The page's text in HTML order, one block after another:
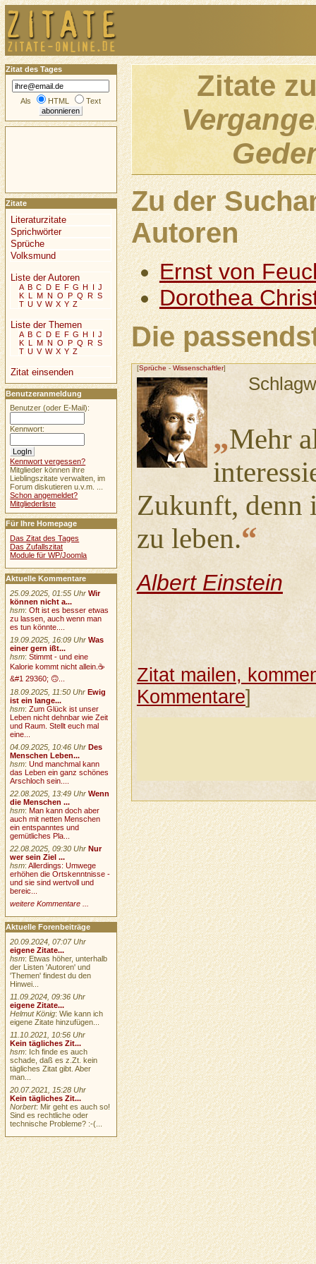
Zitate
Zu der
Autoren
Ernst von
Dorothea
Die
[Sprüche - Wissenschaftler]
„Mehr
Zukunft, denn
zu leben.“
Albert Einstein
Zitat mailen,
Kommentare]
Zitat des Tages
Als HTML Text
Zitate
Literaturzitate
Sprichwörter
Sprüche
Volksmund
Liste der Autoren
A B C D E F G H I J
K L M N O P Q R S
T U V W X Y Z
Liste der Themen
A B C D E F G H I J
K L M N O P Q R S
T U V W X Y Z
Zitat einsenden
Benutzeranmeldung
Benutzer (oder E-Mail):
Kennwort:
Kennwort vergessen?
Mitglieder können ihre
Lieblingszitate verwalten, im
Forum diskutieren u.v.m. ...
Schon angemeldet?
Mitgliederliste
Für Ihre Homepage
Das Zitat des Tages
Das Zufallszitat
Module für WP/Joomla
Aktuelle Kommentare
25.09.2025, 01:55 Uhr Wir
können nicht a...
hsm:Oft ist es besser etwas
zu lassen, auch wenn man
es tun könnte....
19.09.2025, 16:09 Uhr Was
einer gern ißt...
hsm:Stimmt - und eine
Kalorie kommt nicht allein.☕
&#1 29360; 🙃...
18.09.2025, 11:50 Uhr Ewig
ist ein lange...
hsm:Zum Glück ist unser
Leben nicht dehnbar wie Zeit
und Raum. Stellt euch mal
eine...
04.09.2025, 10:46 Uhr Des
Menschen Leben...
hsm:Und manchmal kann
das Leben ein ganz schönes
Arschloch sein....
22.08.2025, 13:49 Uhr Wenn
die Menschen ...
hsm:Man kann doch aber
auch mit netten Menschen
ein entspanntes und
gemütliches Pla...
22.08.2025, 09:30 Uhr Nur
wer sein Ziel ...
hsm:Allerdings: Umwege
erhöhen die Ortskenntnisse -
und sie sind wertvoll und
bereic...
weitere Kommentare ...
Aktuelle Forenbeiträge
20.09.2024, 07:07 Uhr
eigene Zitate...
hsm: Etwas höher, unterhalb
der Listen 'Autoren' und
'Themen' findest du den
Hinwei...
11.09.2024, 09:36 Uhr
eigene Zitate...
Helmut König: Wie kann ich
eigene Zitate hinzufügen...
11.10.2021, 10:56 Uhr
Kein tägliches Zit...
hsm: Ich finde es auch
schade, daß es z.Zt. kein
tägliches Zitat gibt. Aber
man...
20.07.2021, 15:28 Uhr
Kein tägliches Zit...
Norbert: Mir geht es auch so!
Sind es rechtliche oder
technische Probleme? :-(...